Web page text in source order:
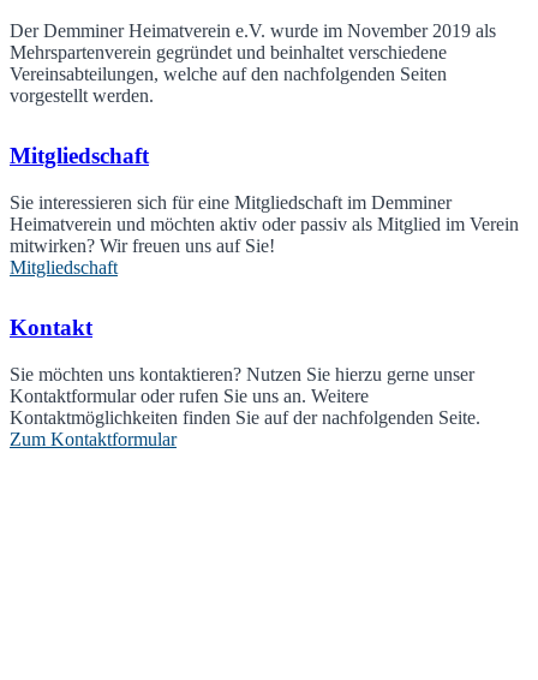
Der Demminer Heimatverein e.V. wurde im November 2019 als
Mehrspartenverein gegründet und beinhaltet verschiedene
Vereinsabteilungen, welche auf den nachfolgenden Seiten
vorgestellt werden.
Mitgliedschaft
Sie interessieren sich für eine Mitgliedschaft im Demminer
Heimatverein und möchten aktiv oder passiv als Mitglied im Verein
mitwirken? Wir freuen uns auf Sie!
Mitgliedschaft
Kontakt
Sie möchten uns kontaktieren? Nutzen Sie hierzu gerne unser
Kontaktformular oder rufen Sie uns an. Weitere
Kontaktmöglichkeiten finden Sie auf der nachfolgenden Seite.
Zum Kontaktformular